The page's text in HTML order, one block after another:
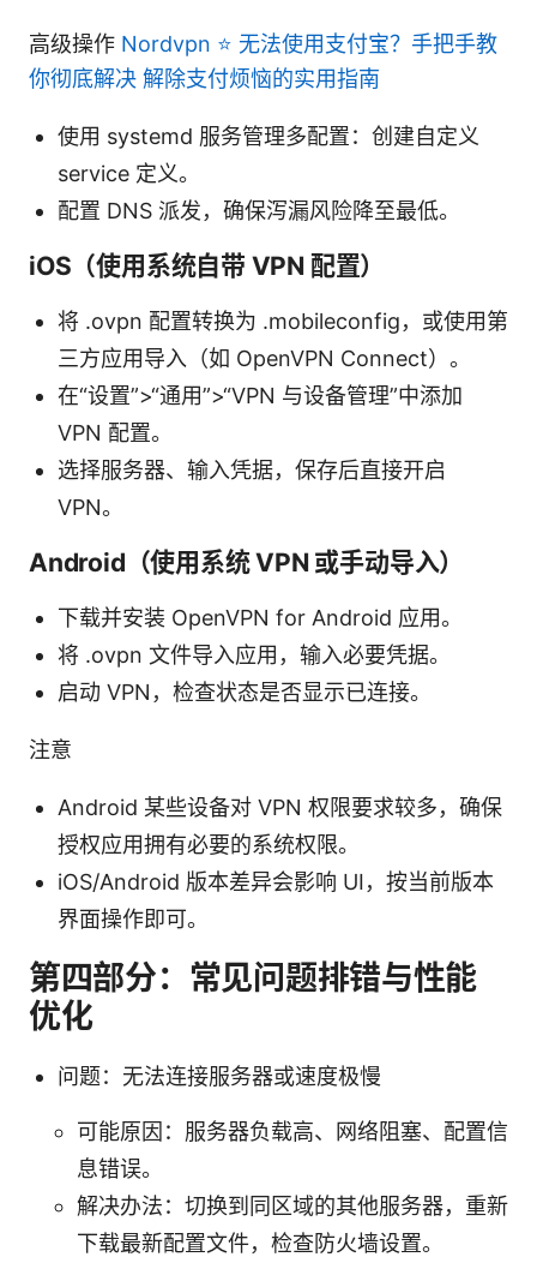
高级操作 Nordvpn ⭐ 无法使用支付宝？手把手教
你彻底解决 解除支付烦恼的实用指南
使用 systemd 服务管理多配置：创建自定义
service 定义。
配置 DNS 派发，确保泻漏风险降至最低。
iOS（使用系统自带 VPN 配置）
将 .ovpn 配置转换为 .mobileconfig，或使用第
三方应用导入（如 OpenVPN Connect）。
在“设置”>“通用”>“VPN 与设备管理”中添加
VPN 配置。
选择服务器、输入凭据，保存后直接开启
VPN。
Android（使用系统 VPN 或手动导入）
下载并安装 OpenVPN for Android 应用。
将 .ovpn 文件导入应用，输入必要凭据。
启动 VPN，检查状态是否显示已连接。
注意
Android 某些设备对 VPN 权限要求较多，确保
授权应用拥有必要的系统权限。
iOS/Android 版本差异会影响 UI，按当前版本
界面操作即可。
第四部分：常见问题排错与性能
优化
问题：无法连接服务器或速度极慢
可能原因：服务器负载高、网络阻塞、配置信
息错误。
解决办法：切换到同区域的其他服务器，重新
下载最新配置文件，检查防火墙设置。